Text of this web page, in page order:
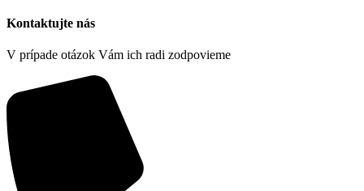
Kontaktujte nás
V prípade otázok Vám ich radi zodpovieme